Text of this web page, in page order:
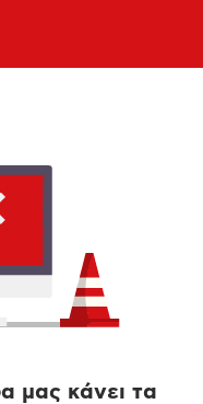
μας κάνει τα